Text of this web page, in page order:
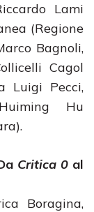
Lami
(Regione
Bagnoli,
Cagol
Luigi Pecci,
Hu
Critica 0 al
Boragina,